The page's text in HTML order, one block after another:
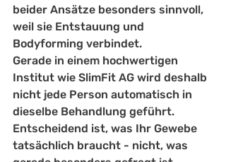
beider Ansätze besonders sinnvoll,
weil sie Entstauung und
Bodyforming verbindet.
Gerade in einem hochwertigen
Institut wie SlimFit AG wird deshalb
nicht jede Person automatisch in
dieselbe Behandlung geführt.
Entscheidend ist, was Ihr Gewebe
tatsächlich braucht - nicht, was